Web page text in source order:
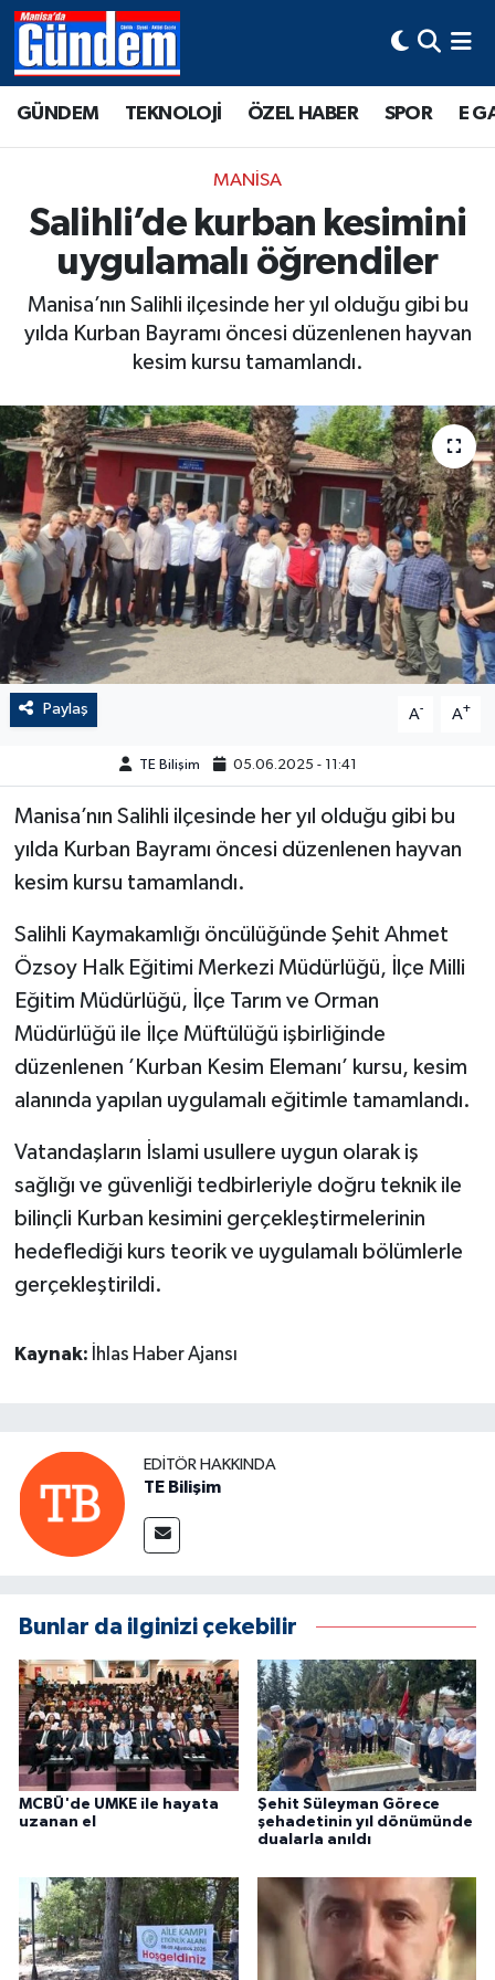
GÜNDEM TEKNOLOJİ ÖZEL HABER SPOR E
MANİSA
Salihli’de kurban kesimini
uygulamalı öğrendiler
Manisa’nın Salihli ilçesinde her yıl olduğu gibi bu
yılda Kurban Bayramı öncesi düzenlenen hayvan
kesim kursu tamamlandı.
Paylaş A- A+
TE Bilişim 05.06.2025 - 11:41
Manisa’nın Salihli ilçesinde her yıl olduğu gibi bu
yılda Kurban Bayramı öncesi düzenlenen hayvan
kesim kursu tamamlandı.
Salihli Kaymakamlığı öncülüğünde Şehit Ahmet
Özsoy Halk Eğitimi Merkezi Müdürlüğü, İlçe Milli
Eğitim Müdürlüğü, İlçe Tarım ve Orman
Müdürlüğü ile İlçe Müftülüğü işbirliğinde
düzenlenen ’Kurban Kesim Elemanı’ kursu, kesim
alanında yapılan uygulamalı eğitimle tamamlandı.
Vatandaşların İslami usullere uygun olarak iş
sağlığı ve güvenliği tedbirleriyle doğru teknik ile
bilinçli Kurban kesimini gerçekleştirmelerinin
hedeflediği kurs teorik ve uygulamalı bölümlerle
gerçekleştirildi.
Kaynak: İhlas Haber Ajansı
EDITÖR HAKKINDA
TE Bilişim
Bunlar da ilginizi çekebilir
MCBÜ'de UMKE ile hayata
uzanan el
Şehit Süleyman Görece
şehadetinin yıl dönümünde
dualarla anıldı
Manisa Hava Durumu
Tüm Manşetler
Son Dakika Haberleri
Haber Arşivi